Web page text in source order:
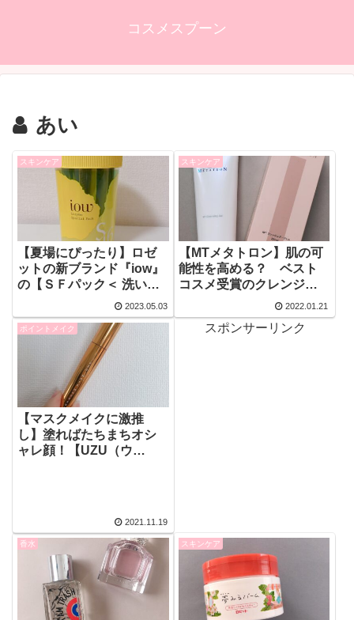
コスメスプーン
あい
スキンケア
【夏場にぴったり】ロゼ
ットの新ブランド『iow』
の【ＳＦパック＜ 洗い流
すパック ＞】がすごい！
2023.05.03
スキンケア
【MTメタトロン】肌の可
能性を高める？ ベスト
コスメ受賞のクレンジン
グを試してみた！【MTク
レンジング・ジェル】
2022.01.21
ポイントメイク
【マスクメイクに激推
し】塗ればたちまちオシ
ャレ顔！【UZU（ウ
2021.11.19
スポンサーリンク
香水 スキンケア